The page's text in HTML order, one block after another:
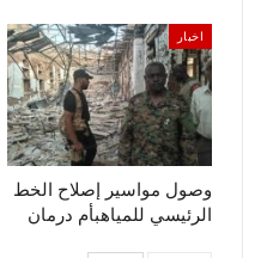
اخبار
وصول مواسير إصلاح الخط
الرئيسي للمياهبأم درمان